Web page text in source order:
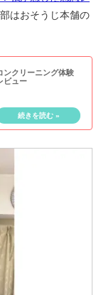
はおそうじ本舗の
ンクリーニング体験
ビュー